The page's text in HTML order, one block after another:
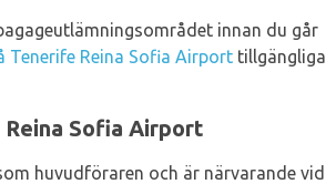
innan du går
Tenerife Reina Sofia Airport tillgängliga
Sofia Airport
huvudföraren och är närvarande vid